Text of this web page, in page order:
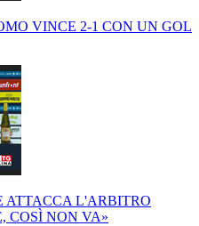
VINCE 2-1 CON UN GOL
ATTACCA L'ARBITRO
COSÌ NON VA»